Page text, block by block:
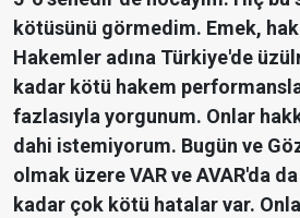
kötüsünü görmedim. Emek,
Hakemler adına Türkiye'de
kadar kötü hakem
fazlasıyla yorgunum. Onlar
dahi istemiyorum. Bugün ve
olmak üzere VAR ve AVAR'da
kadar çok kötü hatalar var.